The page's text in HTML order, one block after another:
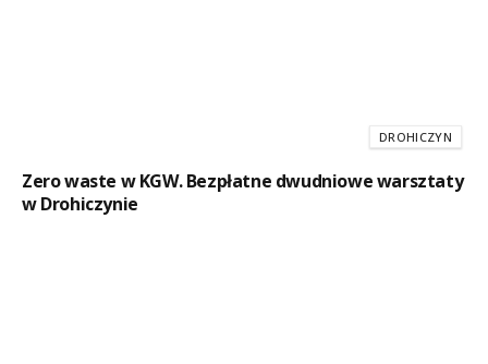
DROHICZYN
Zero waste w KGW. Bezpłatne dwudniowe warsztaty
w Drohiczynie